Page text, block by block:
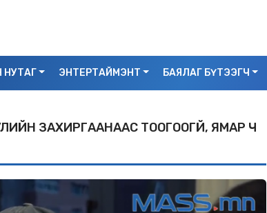
НУТАГ ЭНТЕРТАЙМЭНТ БАЯЛАГ БҮТЭЭГЧ
ЗАХИРГААНААС ТООГООГҮЙ, ЯМАР Ч